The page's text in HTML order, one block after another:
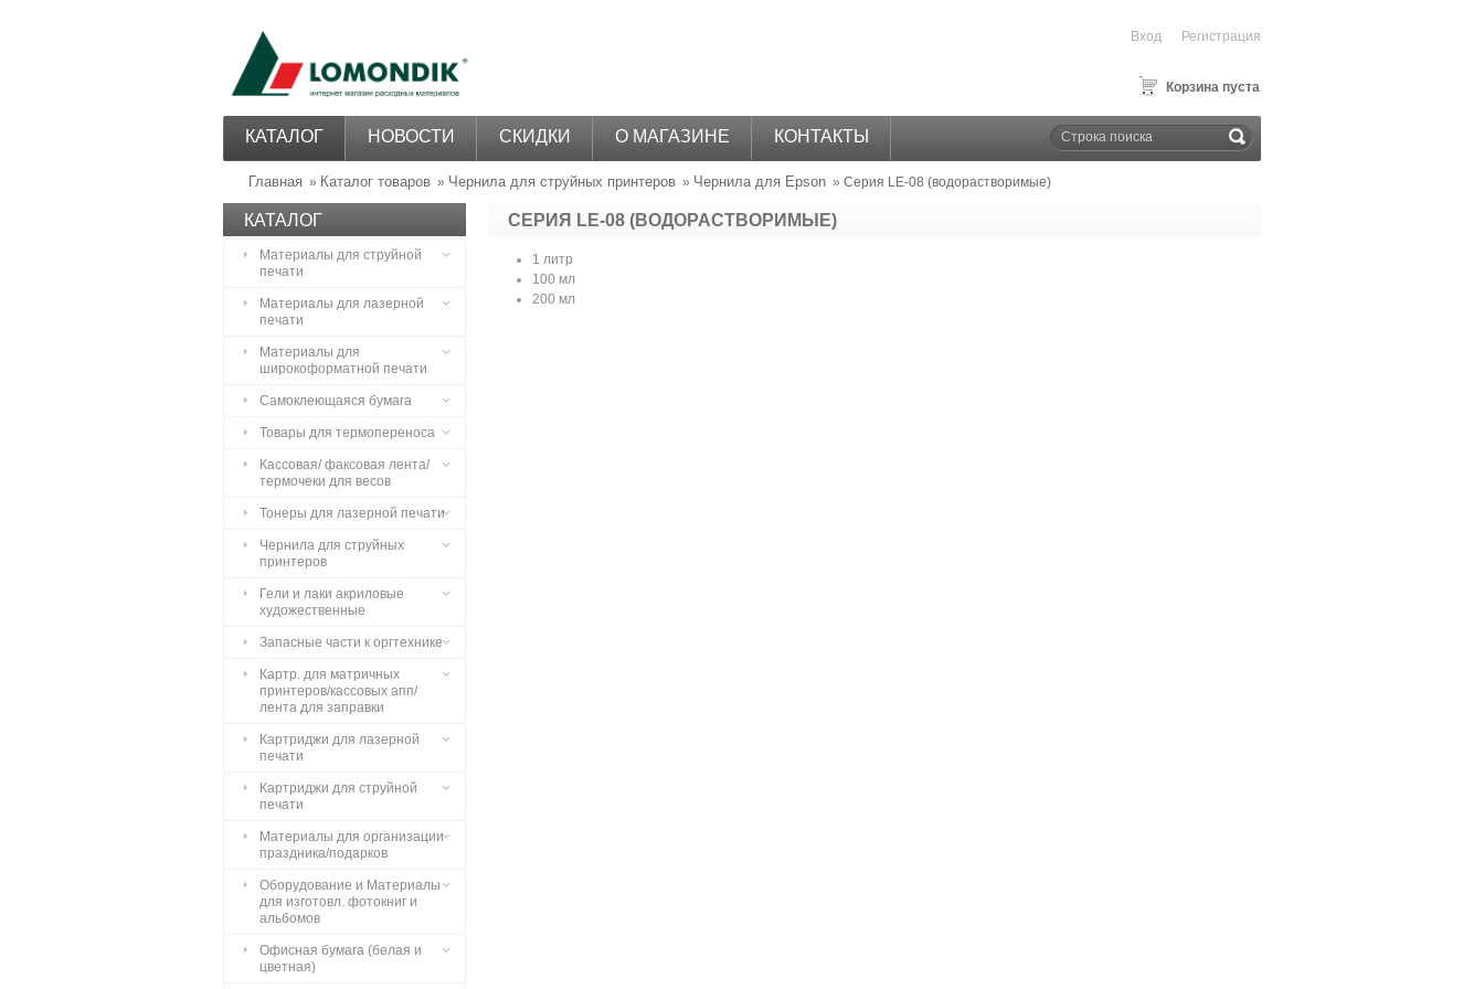
КАТАЛОГ НОВОСТИ СКИДКИ О МАГАЗИНЕ КОНТАКТЫ
Корзина пуста
Регистрация
Вход
Главная » Каталог товаров » Чернила для струйных принтеров » Чернила для Epson » Серия LE-08 (водорастворимые)
СЕРИЯ LE-08 (ВОДОРАСТВОРИМЫЕ)
1 литр
100 мл
200 мл
КАТАЛОГ
Материалы для струйной
печати
Материалы для лазерной
печати
Материалы для
широкоформатной печати
Самоклеющаяся бумага
Товары для термопереноса
Кассовая/ факсовая лента/
термочеки для весов
Тонеры для лазерной печати
Чернила для струйных
принтеров
Гели и лаки акриловые
художественные
Запасные части к оргтехнике
Картр. для матричных
принтеров/кассовых апп/
лента для заправки
Картриджи для лазерной
печати
Картриджи для струйной
печати
Материалы для организации
праздника/подарков
Оборудование и Материалы
для изготовл. фотокниг и
альбомов
Офисная бумага (белая и
цветная)